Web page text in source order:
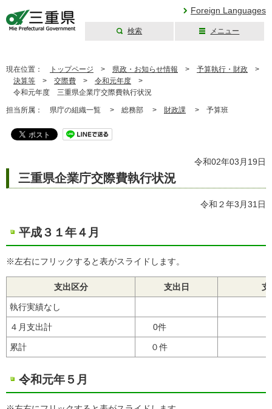
Foreign Languages
検索 メニュー
現在位置： トップページ > 県政・お知らせ情報 > 予算執行・財政 >
決算等 > 交際費 > 令和元年度 >
令和元年度 三重県企業庁交際費執行状況
担当所属： 県庁の組織一覧 > 総務部 > 財政課 > 予算班
令和02年03月19日
三重県企業庁交際費執行状況
令和２年3月31日
平成３１年４月
※左右にフリックすると表がスライドします。
支出区分 支出日 支
執行実績なし
４月支出計 0件
累計 ０件
令和元年５月